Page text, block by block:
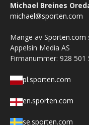
Michael Breines
michael@sporten.com
Mange av Sporten.com
Appelsin Media AS
Firmanummer: 928 501
pl.sporten.com
en.sporten.com
se.sporten.com